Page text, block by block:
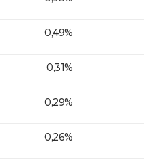
0,49%
0,31%
0,29%
0,26%